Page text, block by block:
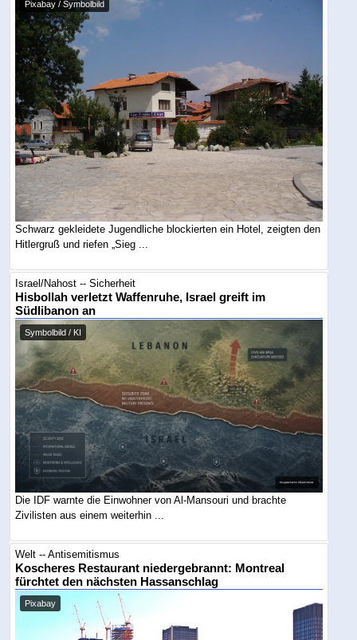
Pixabay / Symbolbild
Schwarz gekleidete Jugendliche blockierten ein Hotel, zeigten den
Hitlergruß und riefen „Sieg ...
Israel/Nahost -- Sicherheit
Hisbollah verletzt Waffenruhe, Israel greift im
Südlibanon an
Symbolbild / KI
Die IDF warnte die Einwohner von Al-Mansouri und brachte
Zivilisten aus einem weiterhin ...
Welt -- Antisemitismus
Koscheres Restaurant niedergebrannt: Montreal
fürchtet den nächsten Hassanschlag
Pixabay